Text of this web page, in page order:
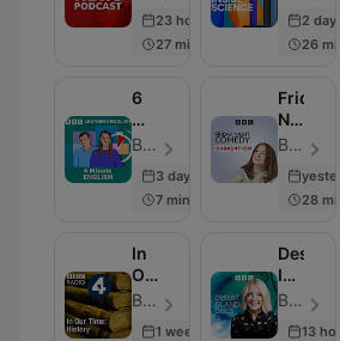
23 hours ago
27 min
2
26 min
6
Minute
English
BBC Radio - ตอน 335
3 days ago
7 min
Friday
Night
Comedy
from
BBC
Radio
BBC Radio 4 - ตอน 260
28 min
In
Our
Time:
History
BBC Radio 4 - ตอน 230
1 week ago
Desert
Island
Discs
BBC Radio 4 - ตอน 2001
13